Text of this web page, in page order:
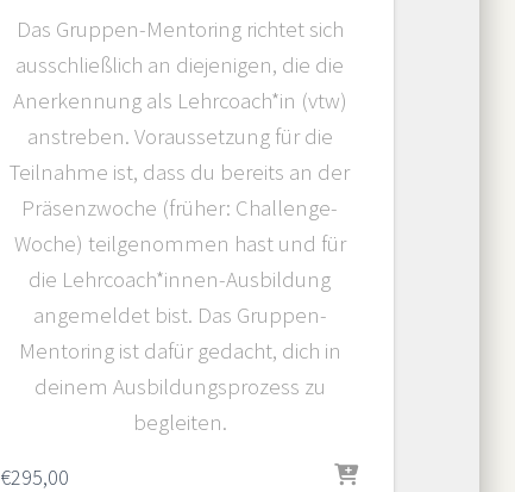
Das Gruppen-Mentoring richtet sich
ausschließlich an diejenigen, die die
Anerkennung als Lehrcoach*in (vtw)
anstreben. Voraussetzung für die
Teilnahme ist, dass du bereits an der
Präsenzwoche (früher: Challenge-
Woche) teilgenommen hast und für
die Lehrcoach*innen-Ausbildung
angemeldet bist. Das Gruppen-
Mentoring ist dafür gedacht, dich in
deinem Ausbildungsprozess zu
begleiten.
€295,00